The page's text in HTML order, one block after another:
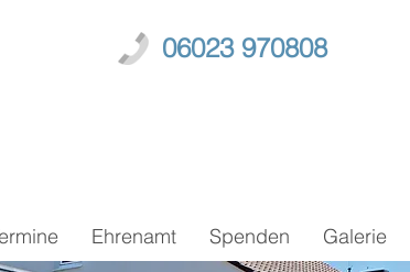
06023 970808
Ehrenamt Spenden Galerie